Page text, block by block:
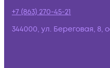
+7 (863) 270-45-21
344000, ул. Береговая, 8,